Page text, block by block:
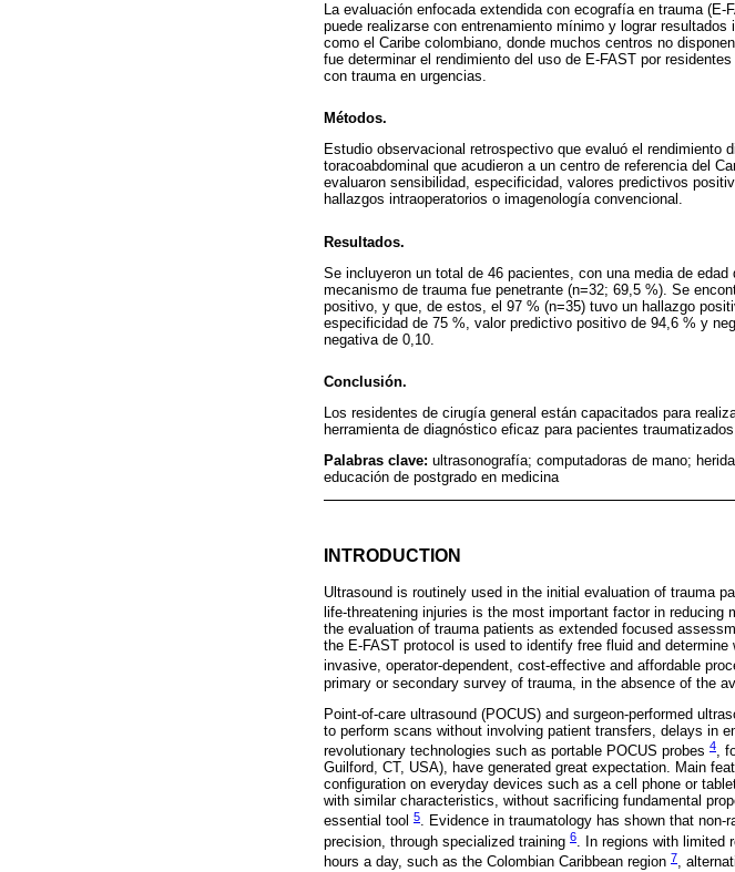
La evaluación enfocada extendida con ecografía en trauma (E-
puede realizarse con entrenamiento mínimo y lograr
como el Caribe colombiano, donde muchos centros no
fue determinar el rendimiento del uso de E-FAST por
con trauma en urgencias.
Métodos.
Estudio observacional retrospectivo que evaluó el
toracoabdominal que acudieron a un centro de referencia del
evaluaron sensibilidad, especificidad, valores predictivos
hallazgos intraoperatorios o imagenología convencional.
Resultados.
Se incluyeron un total de 46 pacientes, con una media de
mecanismo de trauma fue penetrante (n=32; 69,5 %). Se
positivo, y que, de estos, el 97 % (n=35) tuvo un hallazgo
especificidad de 75 %, valor predictivo positivo de 94,6 % y
negativa de 0,10.
Conclusión.
Los residentes de cirugía general están capacitados para
herramienta de diagnóstico eficaz para pacientes
Palabras clave: ultrasonografía; computadoras de mano;
educación de postgrado en medicina
INTRODUCTION
Ultrasound is routinely used in the initial evaluation of trauma
life-threatening injuries is the most important factor in reducing
the evaluation of trauma patients as extended focused
the E-FAST protocol is used to identify free fluid and
invasive, operator-dependent, cost-effective and affordable
primary or secondary survey of trauma, in the absence of the
Point-of-care ultrasound (POCUS) and surgeon-performed
to perform scans without involving patient transfers, delays in
revolutionary technologies such as portable POCUS probes 4,
Guilford, CT, USA), have generated great expectation. Main
configuration on everyday devices such as a cell phone or
with similar characteristics, without sacrificing fundamental
essential tool 5. Evidence in traumatology has shown that
precision, through specialized training 6. In regions with limited
hours a day, such as the Colombian Caribbean region 7,